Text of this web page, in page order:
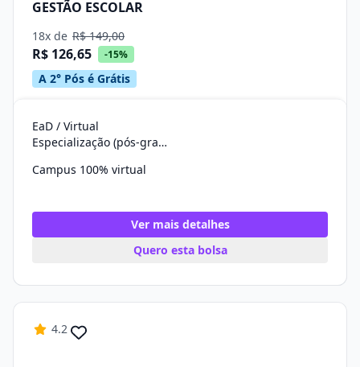
GESTÃO ESCOLAR
18x de R$ 149,00
R$ 126,65 -15%
A 2° Pós é Grátis
EaD / Virtual
Especialização (pós-graduação)
Campus 100% virtual
Ver mais detalhes
Quero esta bolsa
4.2